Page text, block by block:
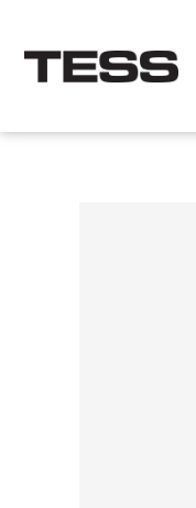
rett